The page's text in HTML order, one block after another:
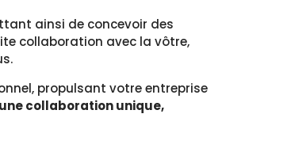
ainsi de concevoir des
collaboration avec la vôtre,
propulsant votre entreprise
collaboration unique,